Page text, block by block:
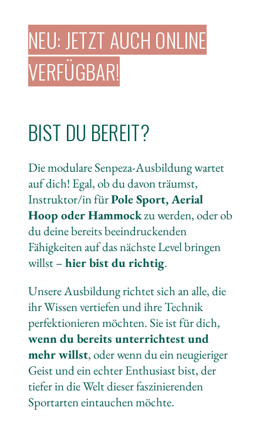
NEU: JETZT AUCH ONLINE
VERFÜGBAR!
BIST DU BEREIT?
Die modulare Senpeza-Ausbildung wartet
auf dich! Egal, ob du davon träumst,
Instruktor/in fürPole Sport, Aerial
Hoop oder Hammockzu werden, oder ob
du deine bereits beeindruckenden
Fähigkeiten auf das nächste Level bringen
willst –hier bist du richtig.
Unsere Ausbildung richtet sich an alle, die
ihr Wissen vertiefen und ihre Technik
perfektionieren möchten. Sie ist für dich,
wenn du bereits unterrichtest und
mehr willst, oder wenn du ein neugieriger
Geist und ein echter Enthusiast bist, der
tiefer in die Welt dieser faszinierenden
Sportarten eintauchen möchte.